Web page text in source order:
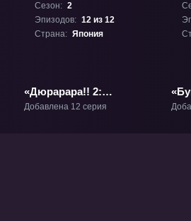
Сезон: 2
Эпизодов: 12 из 12
Страна: Япония
«Дюрарара!! 2:
Наследие» ТВ-2
Добавлена 12 серия